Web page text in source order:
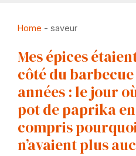
Home - saveur
Mes épices
côté du
années : le jour
pot de paprika
compris
n’avaient plus